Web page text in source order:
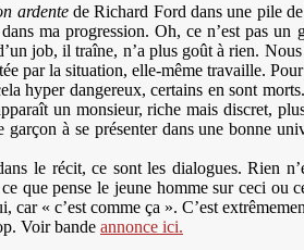
ardentede Richard Ford dans une pile
ma progression. Oh, ce n’est pas
job, il traîne, n’a plus goût à rien.
par la situation, elle-même travaille.
hyper dangereux, certains en sont
un monsieur, riche mais discret,
garçon à se présenter dans une bonne
le récit, ce sont les dialogues. Rien
que pense le jeune homme sur ceci ou
car « c’est comme ça ». C’est
Voir bande annonce ici.